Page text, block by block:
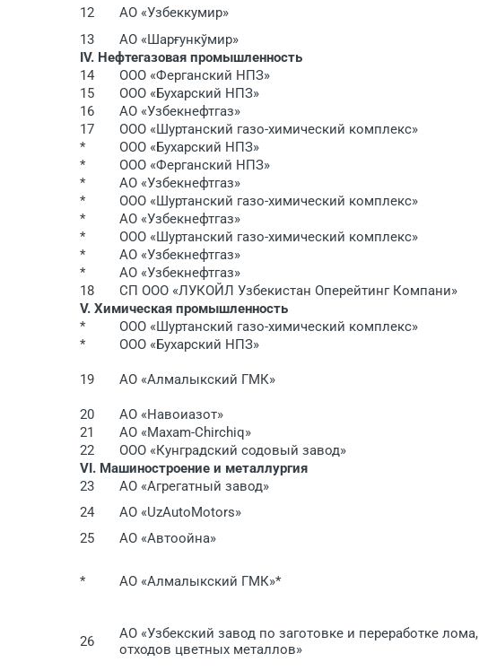
12
АО «Узбеккумир»
13
АО «Шарғункўмир»
IV. Нефтегазовая промышленность
14
ООО «Ферганский НПЗ»
15
ООО «Бухарский НПЗ»
16
АО «Узбекнефтгаз»
17
ООО «Шуртанский газо-химический комплекс»
*
ООО «Бухарский НПЗ»
*
ООО «Ферганский НПЗ»
*
АО «Узбекнефтгаз»
*
ООО «Шуртанский газо-химический комплекс»
*
АО «Узбекнефтгаз»
*
ООО «Шуртанский газо-химический комплекс»
*
АО «Узбекнефтгаз»
*
АО «Узбекнефтгаз»
18
СП ООО «ЛУКОЙЛ Узбекистан Оперейтинг Компани»
V. Химическая промышленность
*
ООО «Шуртанский газо-химический комплекс»
*
ООО «Бухарский НПЗ»
19 АО «Алмалыкский ГМК»
20
АО «Навоиазот»
21
АО «Maxam-Chirchiq»
22
ООО «Кунградский содовый завод»
VI. Машиностроение и металлургия
23
АО «Агрегатный завод»
24
АО «UzAutoMotors»
25
АО «Автоойна»
* АО «Алмалыкский ГМК»*
26
АО «Узбекский завод по заготовке и переработке лома,
отходов цветных металлов»